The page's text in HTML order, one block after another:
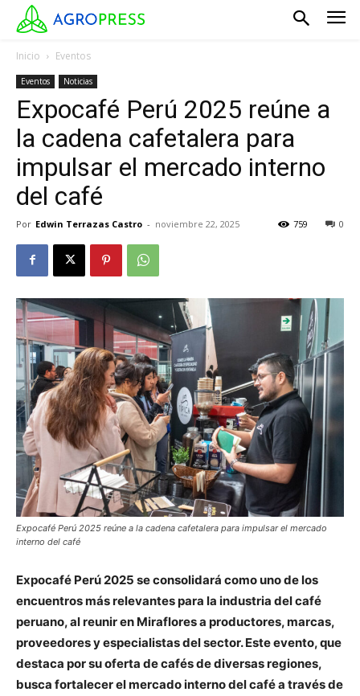
Inicio Eventos
Eventos Noticias
Expocafé Perú 2025 reúne a
la cadena cafetalera para
impulsar el mercado interno
del café
Por Edwin Terrazas Castro - noviembre 22, 2025 0
759
Expocafé Perú 2025 reúne a la cadena cafetalera para impulsar el mercado
interno del café
Expocafé Perú 2025 se consolidará como uno de los
encuentros más relevantes para la industria del café
peruano, al reunir en Miraflores a productores, marcas,
proveedores y especialistas del sector. Este evento, que
destaca por su oferta de cafés de diversas regiones,
busca fortalecer el mercado interno del café a través de